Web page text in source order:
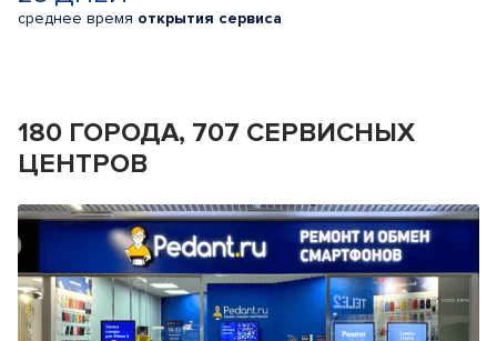
среднее время открытия сервиса
180 ГОРОДА, 707 СЕРВИСНЫХ
ЦЕНТРОВ